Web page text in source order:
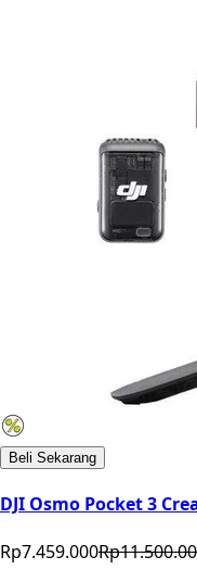
Beli Sekarang
DJI Osmo Pocket 3
Rp7.459.000